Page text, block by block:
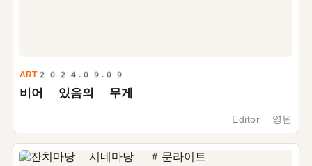
ART2024.09.09
비어 있음의 무게
Editor 영원